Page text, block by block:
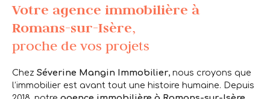
Votre agence immobilière à
Romans-sur-Isère,
proche de vos projets
Chez Séverine Mangin Immobilier, nous croyons que
l’immobilier est avant tout une histoire humaine. Depuis